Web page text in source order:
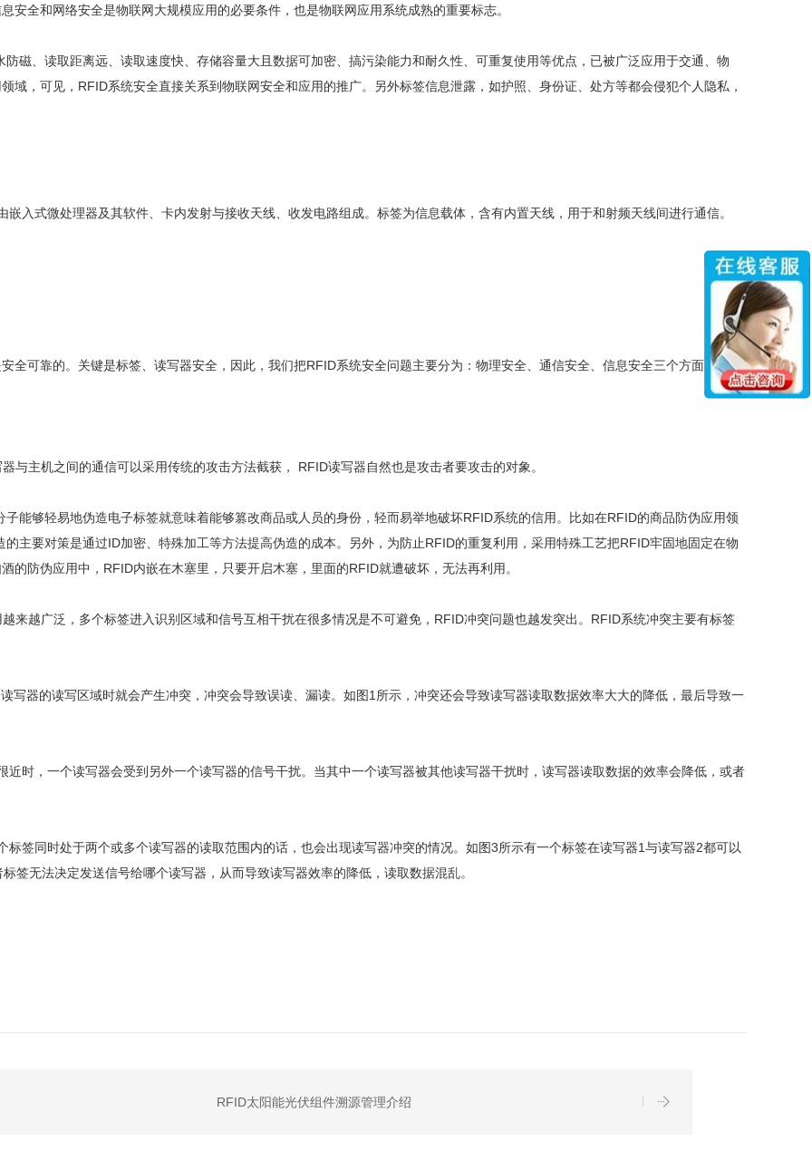
安全和网络安全是物联网大规模应用的必要条件，也是物联网应用系统成熟的重要标志。
、读取距离远、读取速度快、存储容量大且数据可加密、搞污染能力和耐久性、可重复使用等优点，已被广泛应用于交通、物
域，可见，RFID系统安全直接关系到物联网安全和应用的推广。另外标签信息泄露，如护照、身份证、处方等都会侵犯个人隐私，
式微处理器及其软件、卡内发射与接收天线、收发电路组成。标签为信息载体，含有内置天线，用于和射频天线间进行通信。
靠的。关键是标签、读写器安全，因此，我们把RFID系统安全问题主要分为：物理安全、通信安全、信息安全三个方面。
机之间的通信可以采用传统的攻击方法截获， RFID读写器自然也是攻击者要攻击的对象。
够轻易地伪造电子标签就意味着能够篡改商品或人员的身份，轻而易举地破坏RFID系统的信用。比如在RFID的商品防伪应用领
主要对策是通过ID加密、特殊加工等方法提高伪造的成本。另外，为防止RFID的重复利用，采用特殊工艺把RFID牢固地固定在物
的防伪应用中，RFID内嵌在木塞里，只要开启木塞，里面的RFID就遭破坏，无法再利用。
广泛，多个标签进入识别区域和信号互相干扰在很多情况是不可避免，RFID冲突问题也越发突出。RFID系统冲突主要有标签
的读写区域时就会产生冲突，冲突会导致误读、漏读。如图1所示，冲突还会导致读写器读取数据效率大大的降低，最后导致一
，一个读写器会受到另外一个读写器的信号干扰。当其中一个读写器被其他读写器干扰时，读写器读取数据的效率会降低，或者
同时处于两个或多个读写器的读取范围内的话，也会出现读写器冲突的情况。如图3所示有一个标签在读写器1与读写器2都可以
签无法决定发送信号给哪个读写器，从而导致读写器效率的降低，读取数据混乱。
RFID太阳能光伏组件溯源管理介绍